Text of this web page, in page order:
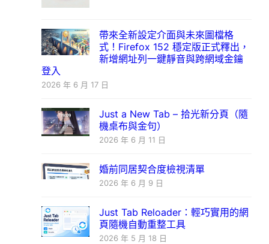
帶來全新設定介面與未來圖檔格
式！Firefox 152 穩定版正式釋出，
新增網址列一鍵靜音與跨網域金鑰
登入
2026 年 6 月 17 日
Just a New Tab – 拾光新分頁（隨
機桌布與金句）
2026 年 6 月 11 日
婚前同居契合度檢視清單
2026 年 6 月 9 日
Just Tab Reloader：輕巧實用的網
頁隨機自動重整工具
2026 年 5 月 18 日